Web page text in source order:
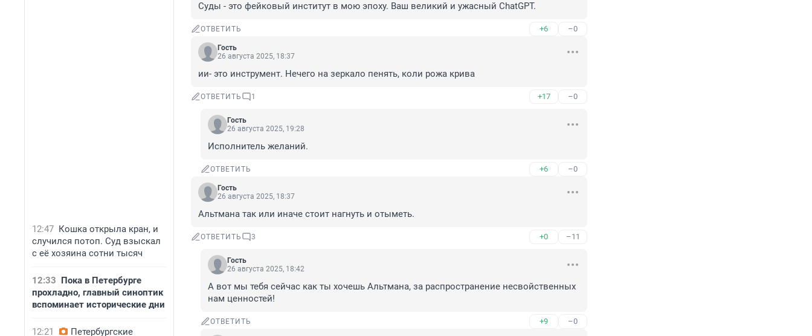
12:47 Кошка открыла кран, и
случился потоп. Суд взыскал
с её хозяина сотни тысяч
12:33 Пока в Петербурге
прохладно, главный синоптик
вспоминает исторические дни
12:21 Петербургские
Суды - это фейковый институт в мою эпоху. Ваш великий и ужасный ChatGPT.
ОТВЕТИТЬ +6 –0
Гость
26 августа 2025, 18:37
ии- это инструмент. Нечего на зеркало пенять, коли рожа крива
ОТВЕТИТЬ 1 +17 –0
Гость
26 августа 2025, 19:28
Исполнитель желаний.
ОТВЕТИТЬ +6 –0
Гость
26 августа 2025, 18:37
Альтмана так или иначе стоит нагнуть и отыметь.
ОТВЕТИТЬ 3 +0 –11
Гость
26 августа 2025, 18:42
А вот мы тебя сейчас как ты хочешь Альтмана, за распространение несвойственных
нам ценностей!
ОТВЕТИТЬ +9 –0